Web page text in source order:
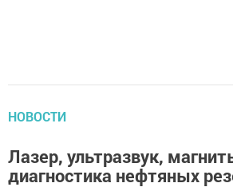
НОВОСТИ
Лазер, ультразвук,
диагностика нефтяных